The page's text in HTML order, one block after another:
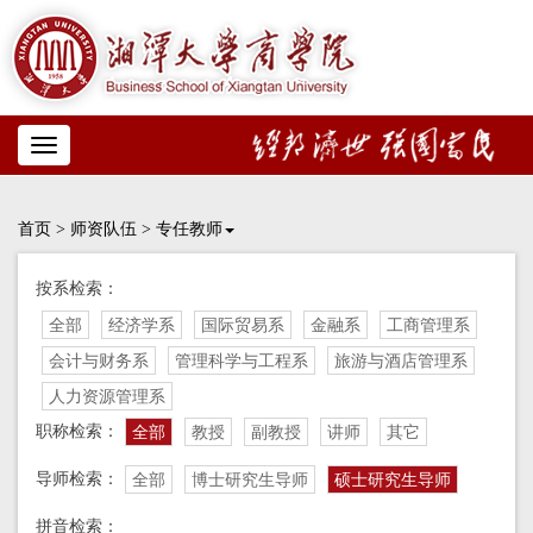
Toggle
navigation
首页 > 师资队伍 > 专任教师
按系检索：
全部 经济学系 国际贸易系 金融系
工商管理系
会计与财务系
管理科学与工程系
旅游与酒店管理系
人力资源管理系
职称检索：
全部 教授 副教授 讲师 其它
导师检索： 全部 博士研究生导师 硕士研究生导师
拼音检索：